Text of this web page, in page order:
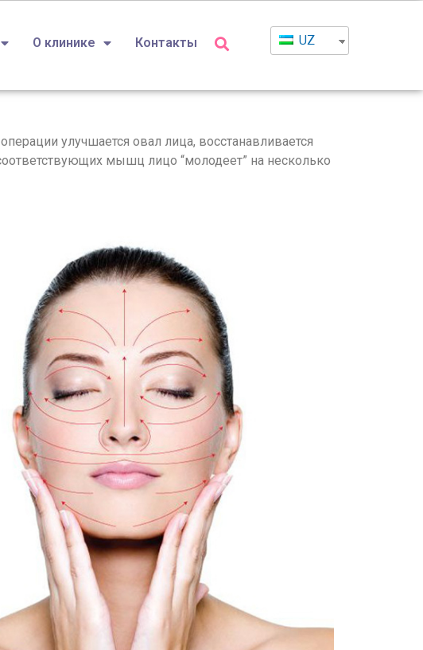
О клинике Контакты UZ
улучшается овал лица, восстанавливается
мышц лицо “молодеет” на несколько